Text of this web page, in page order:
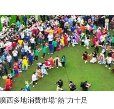
廣西多地消費市場“熱”力十足